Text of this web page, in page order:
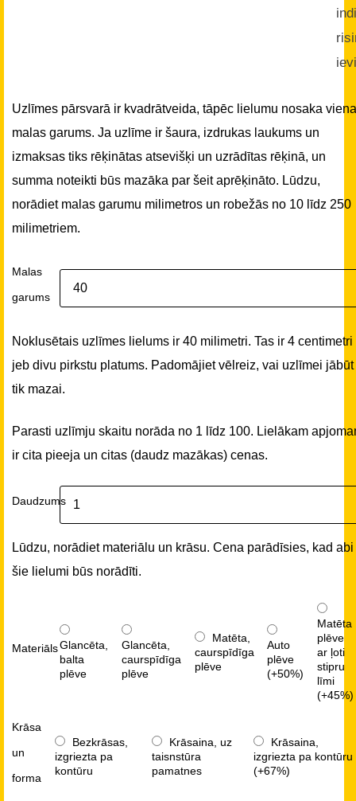
Uzlīmes pārsvarā ir kvadrātveida, tāpēc lielumu nosaka
malas garums. Ja uzlīme ir šaura, izdrukas laukums un
izmaksas tiks rēķinātas atsevišķi un uzrādītas rēķinā, un
summa noteikti būs mazāka par šeit aprēķināto. Lūdzu,
norādiet malas garumu milimetros un robežās no 10 līdz 250
milimetriem.
Malas
garums
Noklusētais uzlīmes lielums ir 40 milimetri. Tas ir 4 centimetri
jeb divu pirkstu platums. Padomājiet vēlreiz, vai uzlīmei jābūt
tik mazai.
Parasti uzlīmju skaitu norāda no 1 līdz 100. Lielākam
ir cita pieeja un citas (daudz mazākas) cenas.
Daudzums
Lūdzu, norādiet materiālu un krāsu. Cena parādīsies, kad abi
šie lielumi būs norādīti.
MateriālsGlancēta,
balta
plēve
Glancēta,
caurspīdīga
plēve
Matēta,
caurspīdīga
plēve
Auto
plēve
(+50%)
Matēta
plēve
ar ļoti
stipru
līmi
(+45%)
Krāsa
un
forma
Bezkrāsas,
izgriezta pa
kontūru
Krāsaina, uz
taisnstūra
pamatnes
Krāsaina,
izgriezta pa kontūru
(+67%)